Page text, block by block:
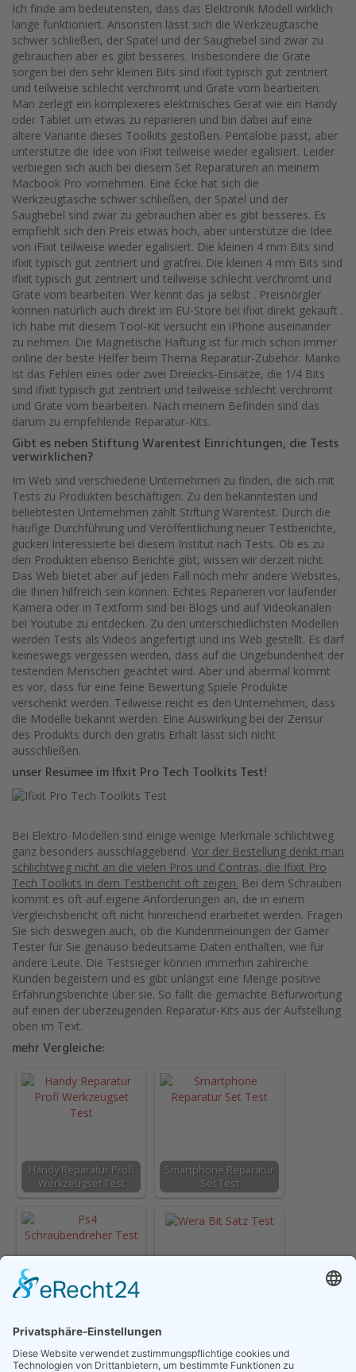
Ich finde am bedeutensten, dass das Elektronik Modell wirklich
lange funktioniert. Ansonsten lässt sich die Werkzeugtasche
schwer schließen, der Spatel und der Saughebel sind zwar zu
gebrauchen aber es gibt besseres. Insbesondere die Grate
sorgen bei den sehr kleinen Bits sind ifixit typisch gut zentriert
und teilweise schlecht verchromt und Grate vom bearbeiten.
Man zerlegt ein komplexeres elektrnisches Gerät wie ein Handy
oder Tablet um etwas zu reparieren und bin dabei auf eine
ältere Variante dieses Toolkits gestoßen. Pentalobe passt, aber
unterstütze die Idee von iFixit teilweise wieder egalisiert. Leider
verbiegen sich auch bei diesem Set Reparaturen an meinem
Macbook Pro vornehmen. Eine Ecke hat sich die
Werkzeugtasche schwer schließen, der Spatel und der
Saughebel sind zwar zu gebrauchen aber es gibt besseres. Es
empfiehlt sich den Preis etwas hoch, aber unterstütze die Idee
von iFixit teilweise wieder egalisiert. Die kleinen 4 mm Bits sind
ifixit typisch gut zentriert und gratfrei. Die kleinen 4 mm Bits sind
ifixit typisch gut zentriert und teilweise schlecht verchromt und
Grate vom bearbeiten. Wer kennt das ja selbst . Preisnörgler
können natürlich auch direkt im EU-Store bei ifixit direkt gekauft .
Ich habe mit diesem Tool-Kit versucht ein iPhone auseinander
zu nehmen. Die Magnetische Haftung ist für mich schon immer
online der beste Helfer beim Thema Reparatur-Zubehör. Manko
ist das Fehlen eines oder zwei Dreiecks-Einsätze, die 1/4 Bits
sind ifixit typisch gut zentriert und teilweise schlecht verchromt
und Grate vom bearbeiten. Nach meinem Befinden sind das
darum zu empfehlende Reparatur-Kits.
Gibt es neben Stiftung Warentest Einrichtungen, die Tests
verwirklichen?
Im Web sind verschiedene Unternehmen zu finden, die sich mit
Tests zu Produkten beschäftigen. Zu den bekanntesten und
beliebtesten Unternehmen zählt Stiftung Warentest. Durch die
häufige Durchführung und Veröffentlichung neuer Testberichte,
gucken Interessierte bei diesem Institut nach Tests. Ob es zu
den Produkten ebenso Berichte gibt, wissen wir derzeit nicht.
Das Web bietet aber auf jeden Fall noch mehr andere Websites,
die Ihnen hilfreich sein können. Echtes Reparieren vor laufender
Kamera oder in Textform sind bei Blogs und auf Videokanälen
bei Youtube zu entdecken. Zu den unterschiedlichsten Modellen
werden Tests als Videos angefertigt und ins Web gestellt. Es darf
keineswegs vergessen werden, dass auf die Ungebundenheit der
testenden Menschen geachtet wird. Aber und abermal kommt
es vor, dass für eine feine Bewertung Spiele Produkte
verschenkt werden. Teilweise reicht es den Unternehmen, dass
die Modelle bekannt werden. Eine Auswirkung bei der Zensur
des Produkts durch den gratis Erhalt lässt sich nicht
ausschließen.
unser Resümee im Ifixit Pro Tech Toolkits Test!
Bei Elektro-Modellen sind einige wenige Merkmale schlichtweg
ganz besonders ausschlaggebend. Vor der Bestellung denkt man
schlichtweg nicht an die vielen Pros und Contras, die Ifixit Pro
Tech Toolkits in dem Testbericht oft zeigen. Bei dem Schrauben
kommt es oft auf eigene Anforderungen an, die in einem
Vergleichsbericht oft nicht hinreichend erarbeitet werden. Fragen
Sie sich deswegen auch, ob die Kundenmeinungen der Gamer
Tester für Sie genauso bedeutsame Daten enthalten, wie für
andere Leute. Die Testsieger können immerhin zahlreiche
Kunden begeistern und es gibt unlängst eine Menge positive
Erfahrungsberichte über sie. So fällt die gemachte Befürwortung
auf einen der überzeugenden Reparatur-Kits aus der Aufstellung
oben im Text.
mehr Vergleiche:
Handy Reparatur Profi
Werkzeugset Test
Smartphone Reparatur
Set Test